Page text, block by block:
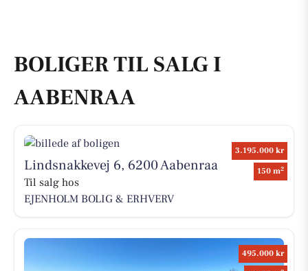
BOLIGER TIL SALG I
AABENRAA
3.195.000 kr
150 m2
Lindsnakkevej 6, 6200 Aabenraa
Til salg hos
EJENHOLM BOLIG & ERHVERV
495.000 kr